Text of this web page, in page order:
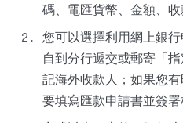
碼、電匯貨幣、金額、收
您可以選擇利用網上銀
自到分行遞交或郵寄「
記海外收款人；如果您
要填寫匯款申請書並簽署